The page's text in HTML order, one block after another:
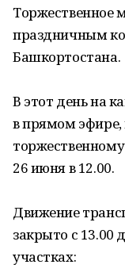
Торжественное
праздничным
Башкортостана.
В этот день на
в прямом
26 июня в 12.00.
Движение
закрыто с 13.00
участках: